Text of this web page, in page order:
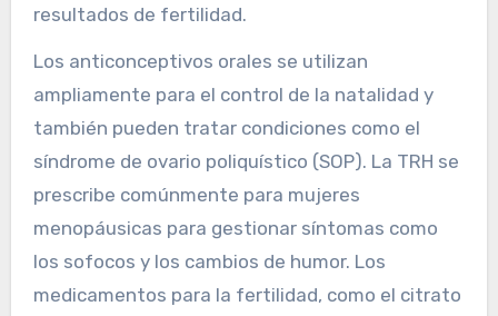
resultados de fertilidad.
Los anticonceptivos orales se utilizan
ampliamente para el control de la natalidad y
también pueden tratar condiciones como el
síndrome de ovario poliquístico (SOP). La TRH se
prescribe comúnmente para mujeres
menopáusicas para gestionar síntomas como
los sofocos y los cambios de humor. Los
medicamentos para la fertilidad, como el citrato